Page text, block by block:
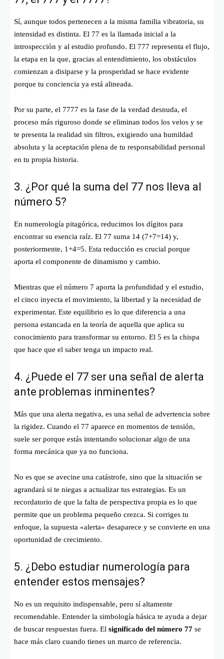
Sí, aunque todos pertenecen a la misma familia vibratoria, su
intensidad es distinta. El 77 es la llamada inicial a la
introspección y al estudio profundo. El 777 representa el flujo,
la etapa en la que, gracias al entendimiento, los obstáculos
comienzan a disiparse y la prosperidad se hace evidente
porque tu conciencia ya está alineada.
Por su parte, el 7777 es la fase de la verdad desnuda, el
proceso más riguroso donde se eliminan todos los velos y se
te presenta la realidad sin filtros, exigiendo una humildad
absoluta y la aceptación plena de tu responsabilidad personal
en tu propia historia.
3. ¿Por qué la suma del 77 nos lleva al
número 5?
En numerología pitagórica, reducimos los dígitos para
encontrar su esencia raíz. El 77 suma 14 (7+7=14) y,
posteriormente, 1+4=5. Esta reducción es crucial porque
aporta el componente de dinamismo y cambio.
Mientras que el número 7 aporta la profundidad y el estudio,
el cinco inyecta el movimiento, la libertad y la necesidad de
experimentar. Este equilibrio es lo que diferencia a una
persona estancada en la teoría de aquella que aplica su
conocimiento para transformar su entorno. El 5 es la chispa
que hace que el saber tenga un impacto real.
4. ¿Puede el 77 ser una señal de alerta
ante problemas inminentes?
Más que una alerta negativa, es una señal de advertencia sobre
la rigidez. Cuando el 77 aparece en momentos de tensión,
suele ser porque estás intentando solucionar algo de una
forma mecánica que ya no funciona.
No es que se avecine una catástrofe, sino que la situación se
agrandará si te niegas a actualizar tus estrategias. Es un
recordatorio de que la falta de perspectiva propia es lo que
permite que un problema pequeño crezca. Si corriges tu
enfoque, la supuesta «alerta» desaparece y se convierte en una
oportunidad de crecimiento.
5. ¿Debo estudiar numerología para
entender estos mensajes?
No es un requisito indispensable, pero sí altamente
recomendable. Entender la simbología básica te ayuda a dejar
de buscar respuestas fuera. El significado del número 77 se
hace más claro cuando tienes un marco de referencia.